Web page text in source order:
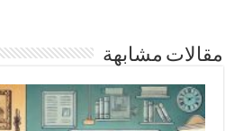
مقالات مشابهة